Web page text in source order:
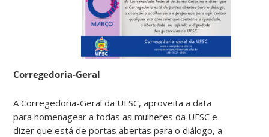
Corregedoria-Geral
A Corregedoria-Geral da UFSC, aproveita a data
para homenagear a todas as mulheres da UFSC e
dizer que está de portas abertas para o diálogo, a